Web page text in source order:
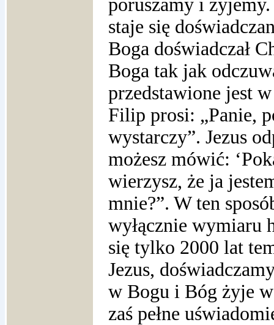
poruszamy i
staje się
Boga doświadczał
Boga tak jak
przedstawione jest
Filip prosi: „Panie,
wystarczy”. Jezus
możesz mówić:
wierzysz, że ja
mnie?”. W ten
wyłącznie wymiaru
się tylko 2000 lat
Jezus,
w Bogu i Bóg żyje
zaś pełne